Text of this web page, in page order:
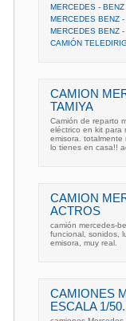
MERCEDES -
MERCEDES BENZ -
MERCEDES BENZ
CAMIÓN
CAMION
TAMIYA
Camión de reparto
eléctrico en kit para
emisora.
lo tienes en casa!!
CAMION
ACTROS
camión mercedes-
funcional, sonidos,
emisora, muy real.
CAMIONES
ESCALA 1/50.